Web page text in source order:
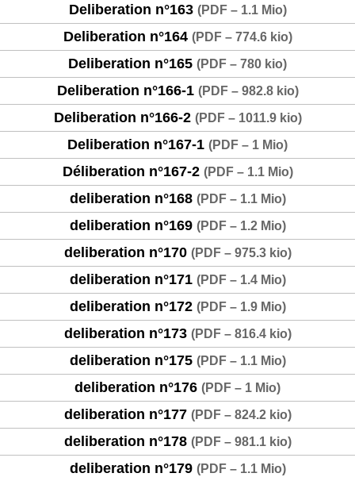
Deliberation n°163 (PDF – 1.1 Mio)
Deliberation n°164 (PDF – 774.6 kio)
Deliberation n°165 (PDF – 780 kio)
Deliberation n°166-1 (PDF – 982.8 kio)
Deliberation n°166-2 (PDF – 1011.9 kio)
Deliberation n°167-1 (PDF – 1 Mio)
Déliberation n°167-2 (PDF – 1.1 Mio)
deliberation n°168 (PDF – 1.1 Mio)
deliberation n°169 (PDF – 1.2 Mio)
deliberation n°170 (PDF – 975.3 kio)
deliberation n°171 (PDF – 1.4 Mio)
deliberation n°172 (PDF – 1.9 Mio)
deliberation n°173 (PDF – 816.4 kio)
deliberation n°175 (PDF – 1.1 Mio)
deliberation n°176 (PDF – 1 Mio)
deliberation n°177 (PDF – 824.2 kio)
deliberation n°178 (PDF – 981.1 kio)
deliberation n°179 (PDF – 1.1 Mio)